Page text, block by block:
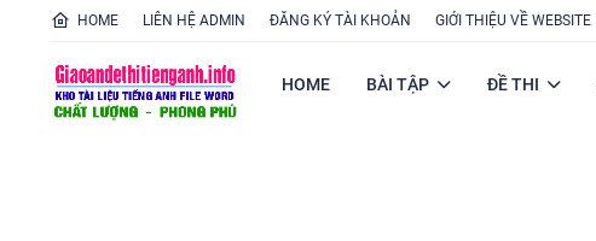
HOME LIÊN HỆ ADMIN ĐĂNG KÝ TÀI KHOẢN GIỚI THIỆU VỀ WEBSITE
HOME BÀI TẬP ĐỀ THI